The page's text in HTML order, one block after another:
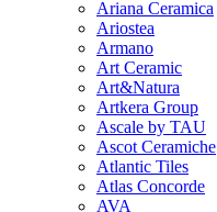
Ariana Ceramica
Ariostea
Armano
Art Ceramic
Art&Natura
Artkera Group
Ascale by TAU
Ascot Ceramiche
Atlantic Tiles
Atlas Concorde
AVA